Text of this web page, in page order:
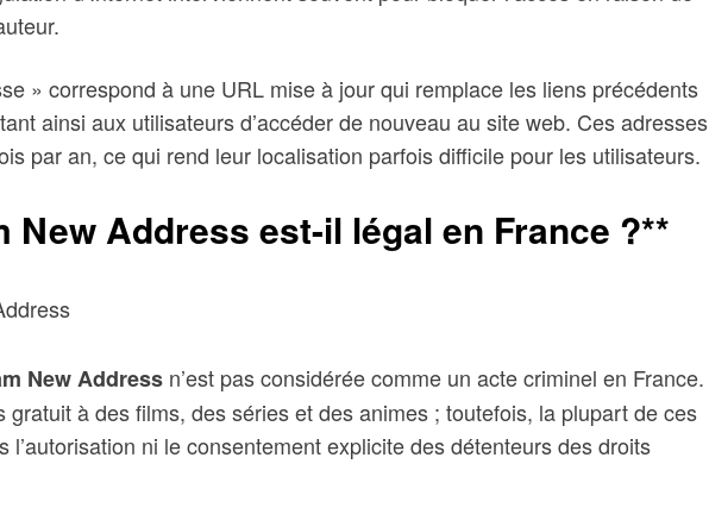
» correspond à une URL mise à jour qui remplace les liens précédents
ainsi aux utilisateurs d’accéder de nouveau au site web. Ces adresses
par an, ce qui rend leur localisation parfois difficile pour les utilisateurs.
New Address est-il légal en France ?**
New Address n’est pas considérée comme un acte criminel en France.
gratuit à des films, des séries et des animes ; toutefois, la plupart de ces
l’autorisation ni le consentement explicite des détenteurs des droits